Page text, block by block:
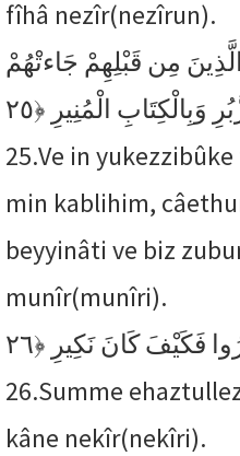
fîhâ nezîr(nezîrun).
مِن قَبْلِهِمْ جَاءتْهُمْ
وَبِالْكِتَابِ الْمُنِيرِ ﴿٢٥
25.Ve in
min kablihim,
beyyinâti ve biz
munîr(munîri).
فَكَيْفَ كَانَ نَكِيرِ ﴿٢٦
26.Summe
kâne nekîr(nekîri).